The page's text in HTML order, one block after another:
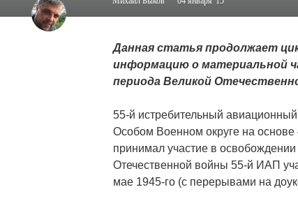
Данная статья продолжает
информацию о материальной
периода Великой
55-й истребительный
Особом Военном округе на основе
принимал участие в
Отечественной войны 55-й ИАП
мае 1945-го (с перерывами на